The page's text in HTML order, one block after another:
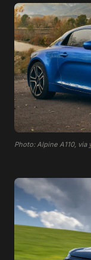
Photo: Alpine A110, via